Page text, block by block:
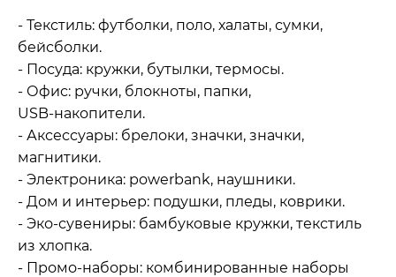
- Текстиль: футболки, поло, халаты, сумки,
бейсболки.
- Посуда: кружки, бутылки, термосы.
- Офис: ручки, блокноты, папки,
USB‑накопители.
- Аксессуары: брелоки, значки, значки,
магнитики.
- Электроника: powerbank, наушники.
- Дом и интерьер: подушки, пледы, коврики.
- Эко‑сувениры: бамбуковые кружки, текстиль
из хлопка.
- Промо‑наборы: комбинированные наборы